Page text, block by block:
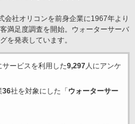
会社オリコンを前身企業に1967年より
満足度調査を開始。ウォーターサーバ
を発表しています。
ービスを利用した9,297人にアンケ
36社を対象にした「 ウォーターサー